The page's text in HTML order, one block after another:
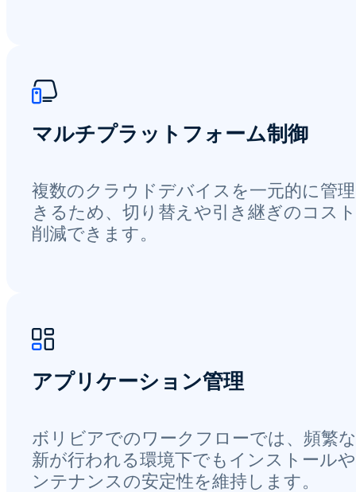
マルチプラットフォーム制御
複数のクラウドデバイスを一元的に管
きるため、切り替えや引き継ぎのコス
削減できます。
アプリケーション管理
ボリビアでのワークフローでは、頻繁
新が行われる環境下でもインストール
ンテナンスの安定性を維持します。